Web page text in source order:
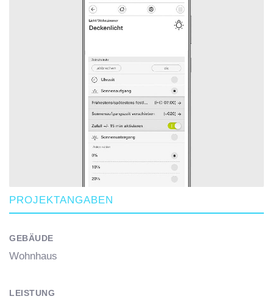
PROJEKTANGABEN
GEBÄUDE
Wohnhaus
LEISTUNG